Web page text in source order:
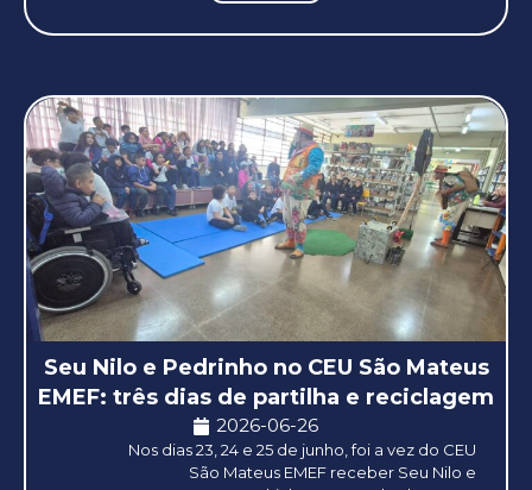
Seu Nilo e Pedrinho no CEU São Mateus
EMEF: três dias de partilha e reciclagem
2026-06-26
Nos dias 23, 24 e 25 de junho, foi a vez do CEU
São Mateus EMEF receber Seu Nilo e